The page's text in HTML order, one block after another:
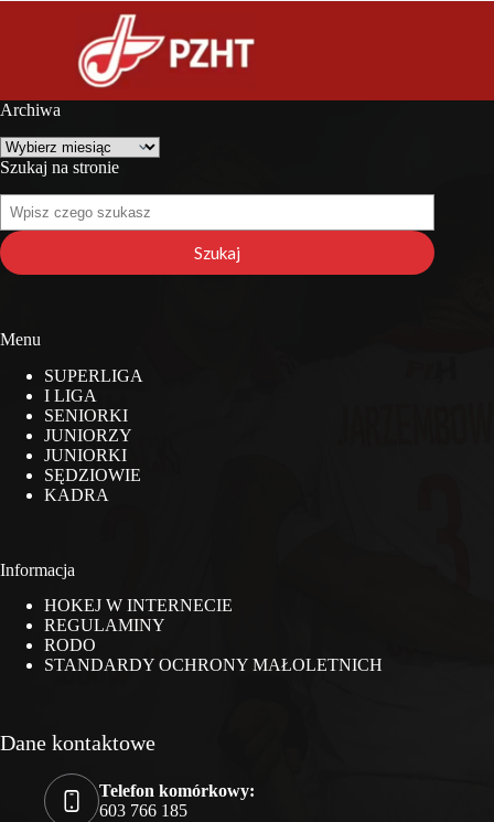
Archiwa
Archiwa
Szukaj na stronie
na
stronie
Szukaj
Menu
SUPERLIGA
I LIGA
SENIORKI
JUNIORZY
JUNIORKI
SĘDZIOWIE
KADRA
Informacja
HOKEJ W INTERNECIE
REGULAMINY
RODO
STANDARDY OCHRONY MAŁOLETNICH
Dane kontaktowe
Telefon komórkowy:
603 766 185